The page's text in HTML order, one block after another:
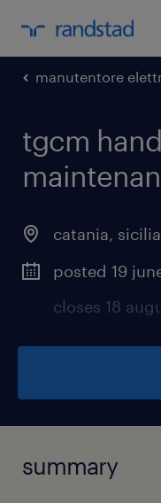
manutentore
tgcm
catania, sicilia
posted 19
closes 18
summary